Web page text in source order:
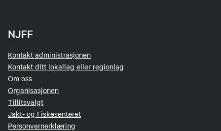
NJFF
Kontakt administrasjonen
Kontakt ditt lokallag eller regionlag
Om oss
Organisasjonen
Tillitsvalgt
Jakt- og Fiskesenteret
Personvernerklæring